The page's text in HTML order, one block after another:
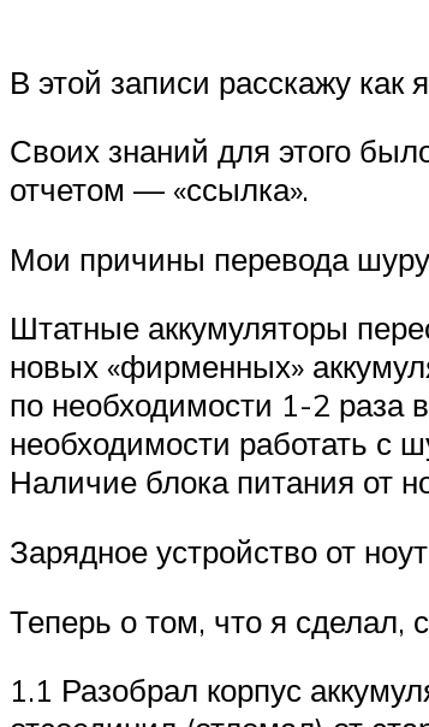
В этой записи расскажу
Своих знаний для этого
отчетом — «ссылка».
Мои причины перевода
Штатные аккумуляторы
новых «фирменных»
по необходимости 1-2 раза
необходимости работать с
Наличие блока питания от
Зарядное устройство от
Теперь о том, что я сделал,
1.1 Разобрал корпус